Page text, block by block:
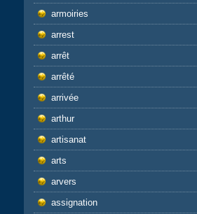
armoiries
arrest
arrêt
arrêté
arrivée
arthur
artisanat
arts
arvers
assignation